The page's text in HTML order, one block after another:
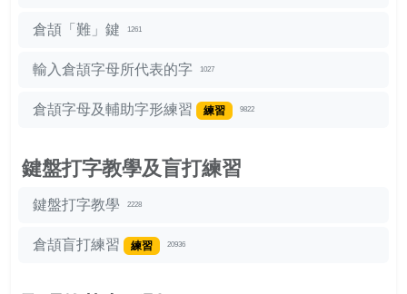
倉頡「難」鍵 1261
輸入倉頡字母所代表的字 1027
倉頡字母及輔助字形練習 練習 9822
鍵盤打字教學及盲打練習
鍵盤打字教學 2228
倉頡盲打練習 練習 20936